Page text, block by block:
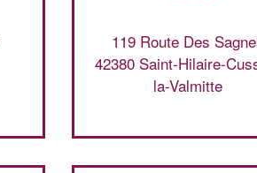
119 Route Des
42380 Saint-Hilaire-
la-Valmitte